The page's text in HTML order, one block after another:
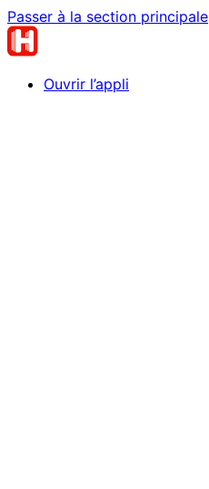
Passer à la section principale
Ouvrir l’appli